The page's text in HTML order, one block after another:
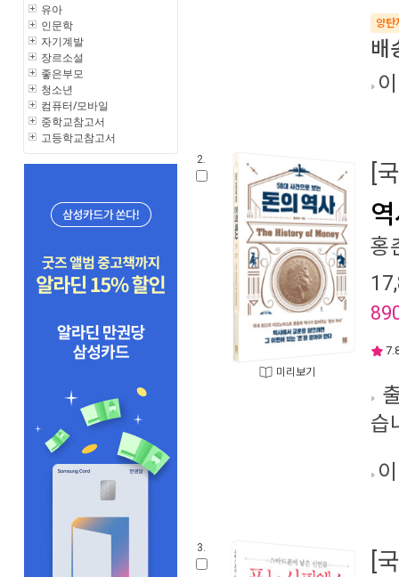
유아
인문학
자기계발
장르소설
좋은부모
청소년
컴퓨터/모바일
중학교참고서
고등학교참고서
양탄
배
2.
미리보기
[
홍
습
3. [